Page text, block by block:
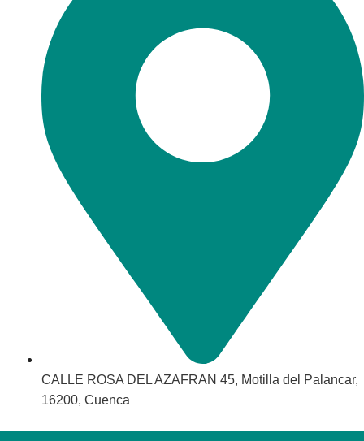
CALLE ROSA DEL AZAFRAN 45, Motilla del Palancar,
16200, Cuenca